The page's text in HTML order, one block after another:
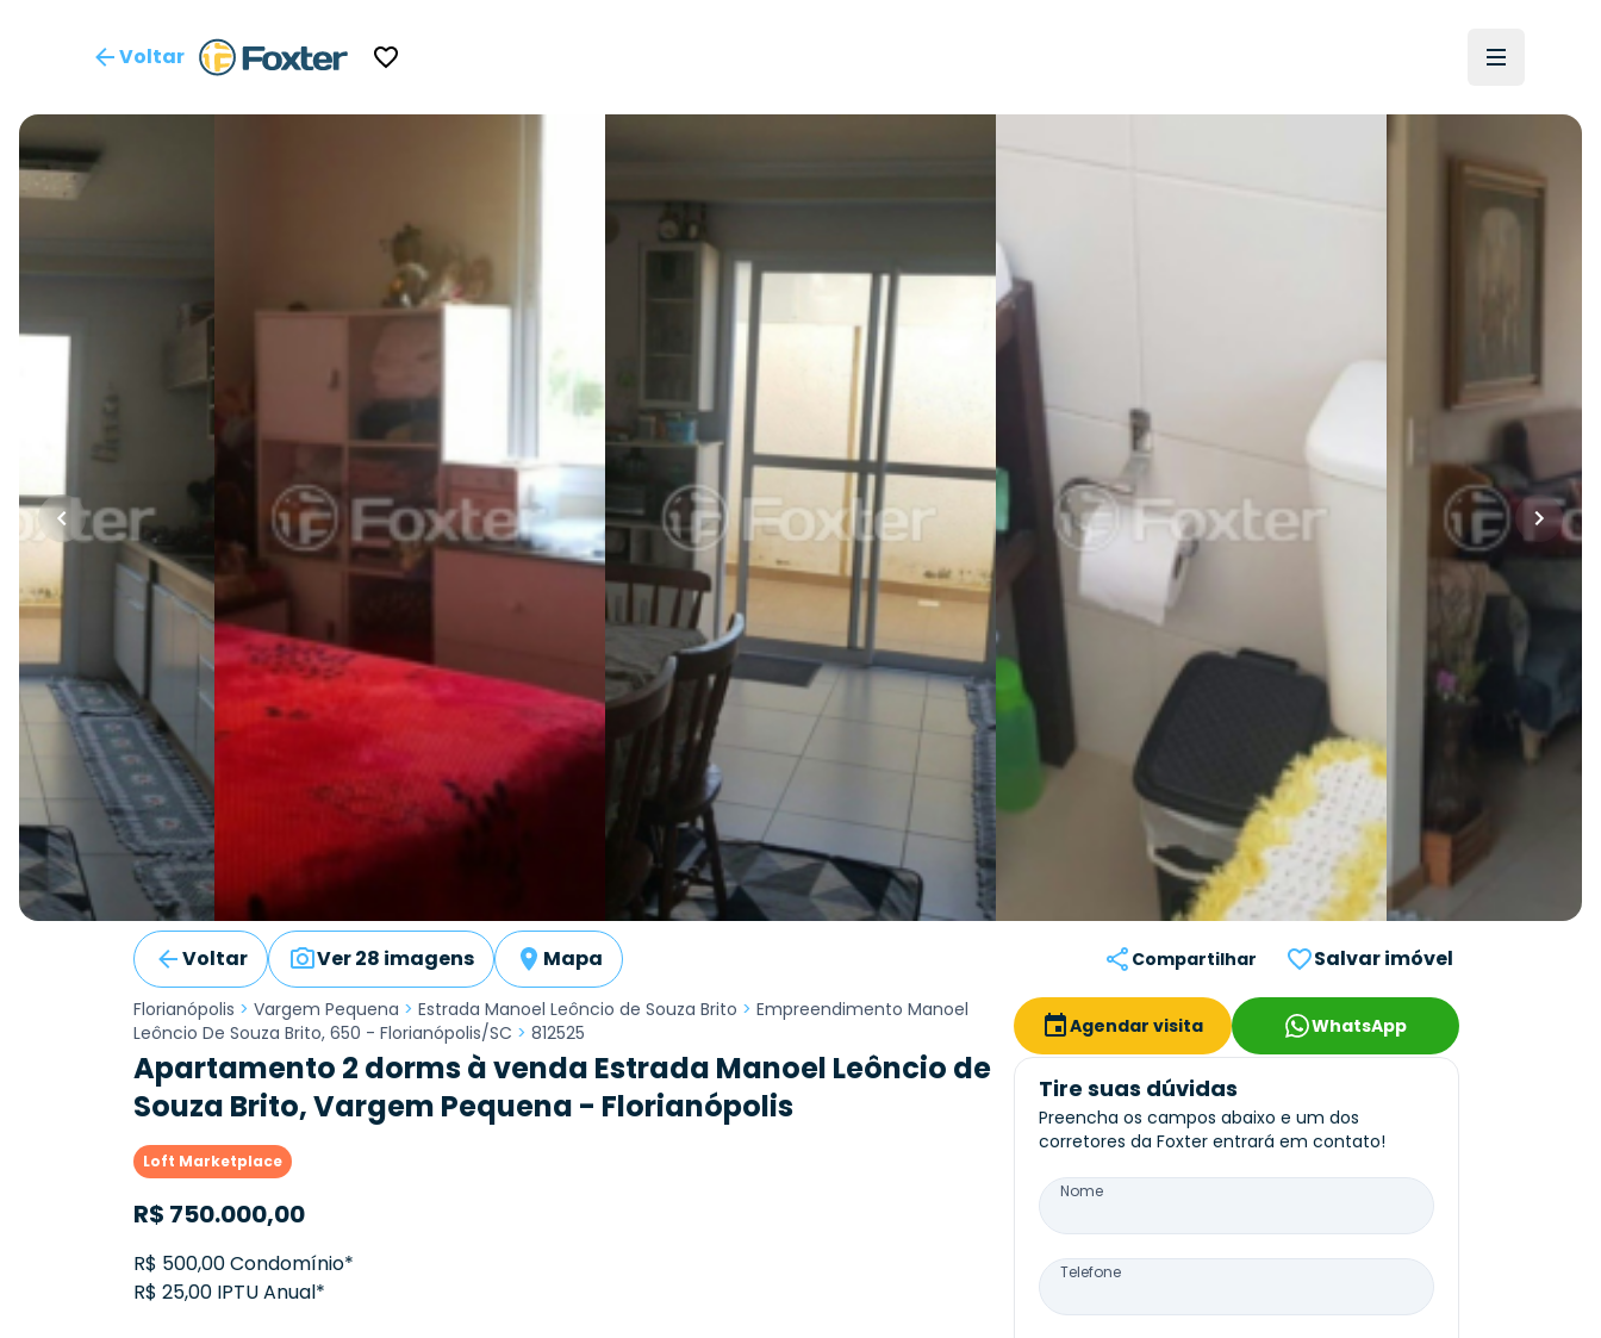
Voltar
Voltar Ver 28 imagens Mapa Compartilhar Salvar imóvel
Florianópolis > Vargem Pequena > Estrada Manoel Leôncio de Souza Brito > Empreendimento Manoel
Leôncio De Souza Brito, 650 - Florianópolis/SC > 812525
Apartamento 2 dorms à venda Estrada Manoel Leôncio de
Souza Brito, Vargem Pequena - Florianópolis
Loft Marketplace
R$ 750.000,00
R$ 500,00 Condomínio*
R$ 25,00 IPTU Anual*
Agendar visita WhatsApp
Tire suas dúvidas
Preencha os campos abaixo e um dos
corretores da Foxter entrará em contato!
Nome
Telefone